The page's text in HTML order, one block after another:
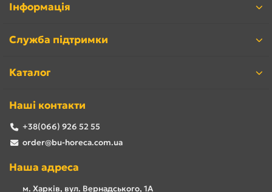
Інформація
Служба підтримки
Каталог
Наші контакти
+38(066) 926 52 55
order@bu-horeca.com.ua
Наша адреса
м. Харків, вул. Вернадського, 1А